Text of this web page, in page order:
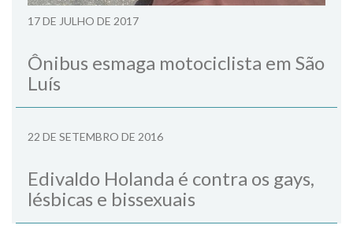
17 DE JULHO DE 2017
Ônibus esmaga motociclista em São
Luís
22 DE SETEMBRO DE 2016
Edivaldo Holanda é contra os gays,
lésbicas e bissexuais